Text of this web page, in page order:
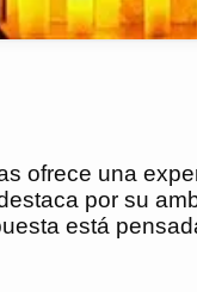
ofrece una
por su
está